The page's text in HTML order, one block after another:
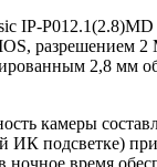
IP-P012.1(2.8)MD
разрешением
2,8 мм
камеры
ИК подсветке)
ночное время